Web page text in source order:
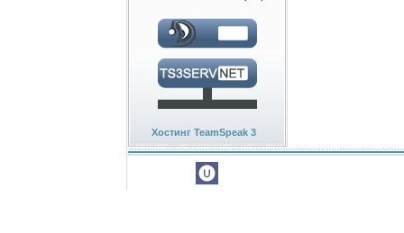
Хостинг TeamSpeak 3